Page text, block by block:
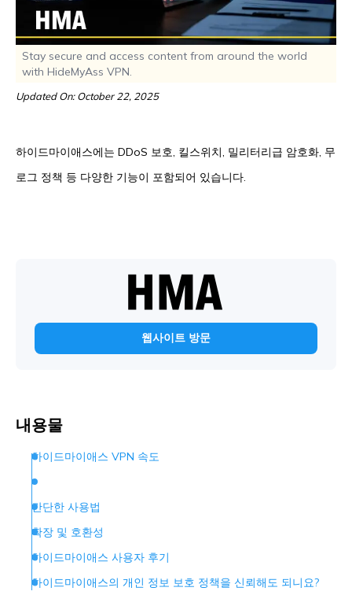
Stay secure and access content from around the world
with HideMyAss VPN.
Updated On: October 22, 2025
하이드마이애스에는 DDoS 보호, 킬스위치, 밀리터리급 암호화, 무
로그 정책 등 다양한 기능이 포함되어 있습니다.
웹사이트 방문
내용물
하이드마이애스 VPN 속도
간단한 사용법
확장 및 호환성
하이드마이애스 사용자 후기
하이드마이애스의 개인 정보 보호 정책을 신뢰해도 되니요?